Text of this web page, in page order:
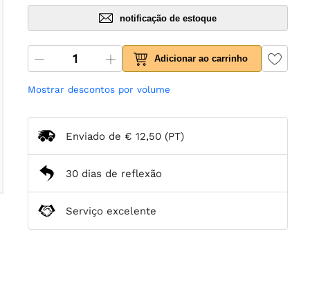
notificação de estoque
Adicionar ao carrinho
Mostrar descontos por volume
Enviado de € 12,50 (PT)
30 dias de reflexão
Serviço excelente